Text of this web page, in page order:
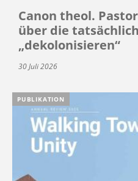
Canon theol.
über die
„dekolonisieren“
30 Juli 2026
PUBLIKATION